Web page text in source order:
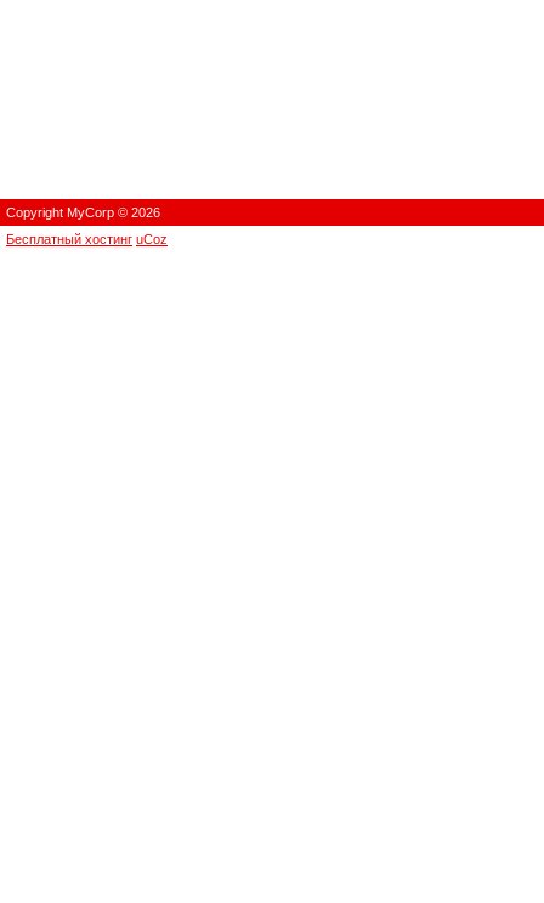
Copyright MyCorp © 2026
Бесплатный хостинг uCoz